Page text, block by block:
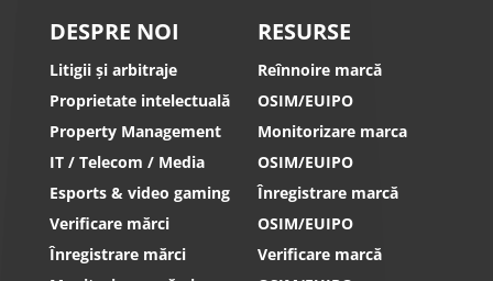
DESPRE NOI
Litigii și arbitraje
Proprietate intelectuală
Property Management
IT / Telecom / Media
Esports & video gaming
Verificare mărci
Înregistrare mărci
RESURSE
Reînnoire marcă
OSIM/EUIPO
Monitorizare marca
OSIM/EUIPO
Înregistrare marcă
OSIM/EUIPO
Verificare marcă